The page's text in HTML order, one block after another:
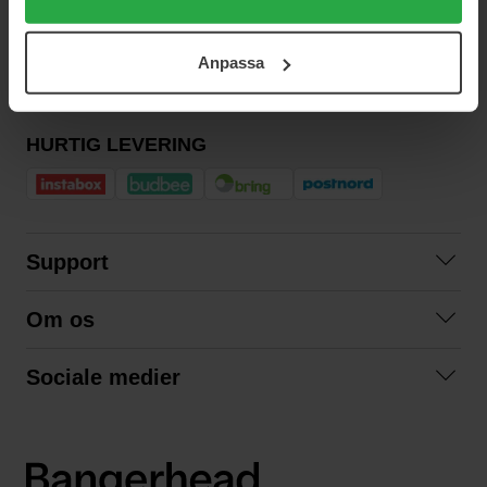
användningen av cookies. Du kan när som helst återkalla
samt vår Integritetspolicy.Anpassa
SIKKER BETALING
HURTIG LEVERING
Support
Betingelser
Om os
Sociale medier
LinkedIn